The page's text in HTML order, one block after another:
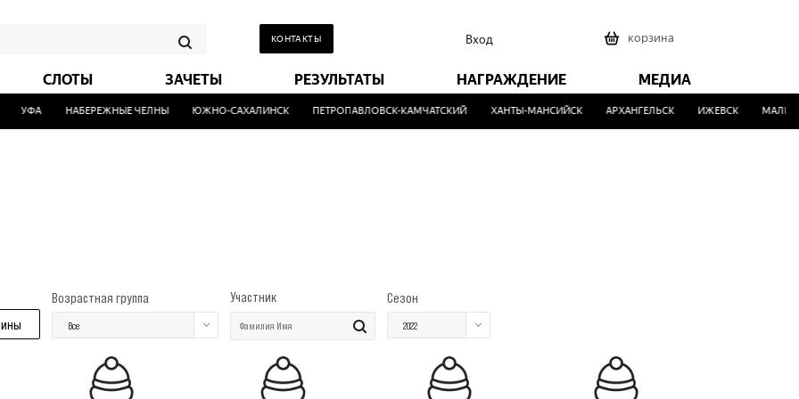
КОНТАКТЫ Вход корзина
СЛОТЫ ЗАЧЕТЫ РЕЗУЛЬТАТЫ НАГРАЖДЕНИЕ МЕДИА
УФА НАБЕРЕЖНЫЕ ЧЕЛНЫ ЮЖНО-САХАЛИНСК ПЕТРОПАВЛОВСК-КАМЧАТСКИЙ ХАНТЫ-МАНСИЙСК АРХАНГЕЛЬСК ИЖЕВСК
Возрастная группа
Все
Участник Сезон
2022